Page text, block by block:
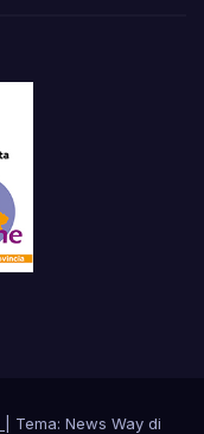
Tema: News Way di